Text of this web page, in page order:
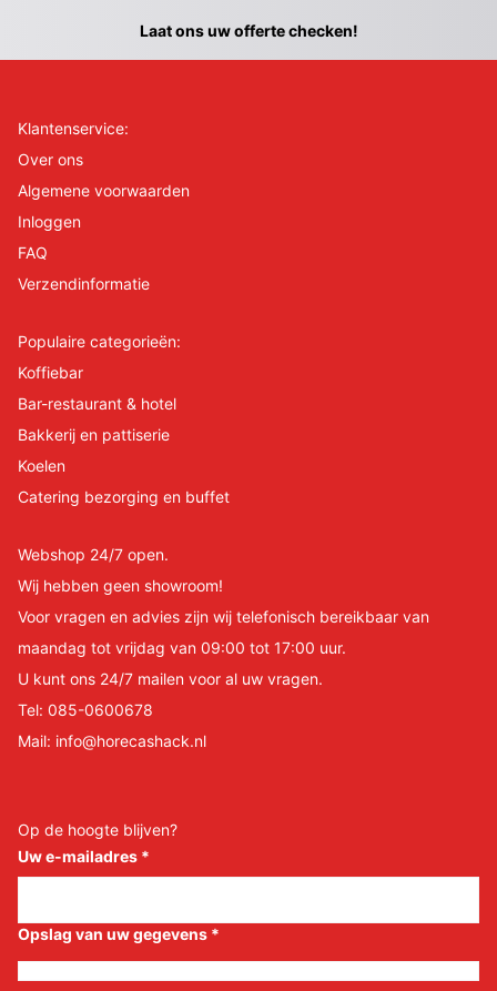
Laat ons uw offerte checken!
Klantenservice:
Over ons
Algemene voorwaarden
Inloggen
FAQ
Verzendinformatie
Populaire categorieën:
Koffiebar
Bar-restaurant & hotel
Bakkerij en pattiserie
Koelen
Catering bezorging en buffet
Webshop 24/7 open.
Wij hebben geen showroom!
Voor vragen en advies zijn wij telefonisch bereikbaar van
maandag tot vrijdag van 09:00 tot 17:00 uur.
U kunt ons 24/7 mailen voor al uw vragen.
Tel: 085-0600678
Mail: info@horecashack.nl
Op de hoogte blijven?
Uw e-mailadres *
Opslag van uw gegevens *